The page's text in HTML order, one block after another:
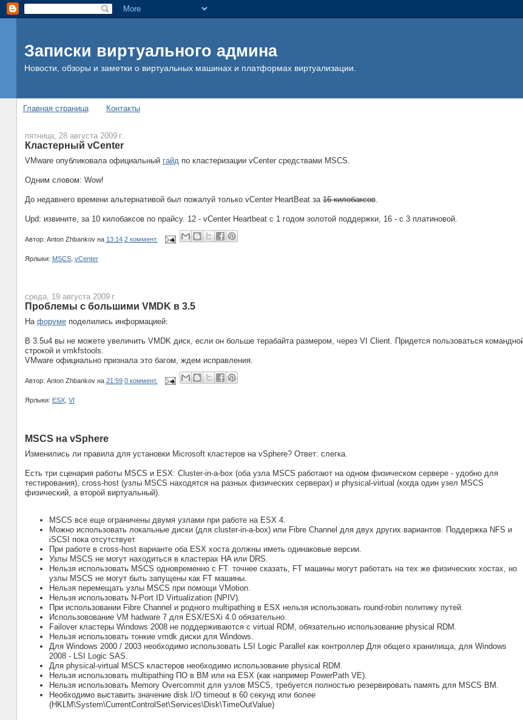
Записки виртуального админа
Новости, обзоры и заметки о виртуальных машинах и платформах виртуализации.
Главная страница Контакты
пятница, 28 августа 2009 г.
Кластерный vCenter
VMware опубликовала официальный гайдпо кластеризации vCenter средствами MSCS.
Одним словом: Wow!
До недавнего времени альтернативой был пожалуй только vCenter HeartBeat за16 килобаксов.
Upd: извините, за 10 килобаксов по прайсу. 12 - vCenter Heartbeat с 1 годом золотой поддержки, 16 - с 3 платиновой.
Автор: Anton Zhbankov на 13:14 2 коммент.
Ярлыки: MSCS, vCenter
среда, 19 августа 2009 г.
Проблемы с большими VMDK в 3.5
На форумеподелились информацией:
В 3.5u4 вы не можете увеличить VMDK диск, если он больше терабайта размером, через VI Client. Придется пользоваться
строкой и vmkfstools.
VMware официально признала это багом, ждем исправления.
Автор: Anton Zhbankov на 21:59 0 коммент.
Ярлыки: ESX, VI
MSCS на vSphere
Изменились ли правила для установки Microsoft кластеров на vSphere? Ответ: слегка.
Есть три сценария работы MSCS и ESX: Cluster-in-a-box (оба узла MSCS работают на одном физическом сервере - удобно для
тестирования), cross-host (узлы MSCS находятся на разных физических серверах) и physical-virtual (когда один узел MSCS
физический, а второй виртуальный).
MSCS все еще ограничены двумя узлами при работе на ESX 4.
Можно использовать локальные диски (для cluster-in-a-box) или Fibre Channel для двух других вариантов. Поддержка NFS и
iSCSI пока отсутствует.
При работе в cross-host варианте оба ESX хоста должны иметь одинаковые версии.
Узлы MSCS не могут находиться в кластерах HA или DRS.
Нельзя использовать MSCS одновременно с FT. точнее сказать, FT машины могут работать на тех же физических хостах, но
узлы MSCS не могут быть запущены как FT машины.
Нельзя перемещать узлы MSCS при помощи VMotion.
Нельзя использовать N-Port ID Virtualization (NPIV).
При использовании Fibre Channel и родного multipathing в ESX нельзя использовать round-robin политику путей.
Использовование VM hadware 7 для ESX/ESXi 4.0 обязательно.
Failover кластеры Windows 2008 не поддерживаются с virtual RDM, обязательно использование physical RDM.
Нельзя использовать тонкие vmdk диски для Windows.
Для Windows 2000 / 2003 необходимо использовать LSI Logic Parallel как контроллер Для общего хранилища, для Windows
2008 - LSI Logic SAS.
Для physical-virtual MSCS кластеров необходимо использование physical RDM.
Нельзя использовать multipathing ПО в ВМ или на ESX (как например PowerPath VE).
Нельзя использовать Memory Overcommit для узлов MSCS, требуется полностью резервировать память для MSCS ВМ.
Необходимо выставить значение disk I/O timeout в 60 секунд или более
(HKLM\System\CurrentControlSet\Services\Disk\TimeOutValue)